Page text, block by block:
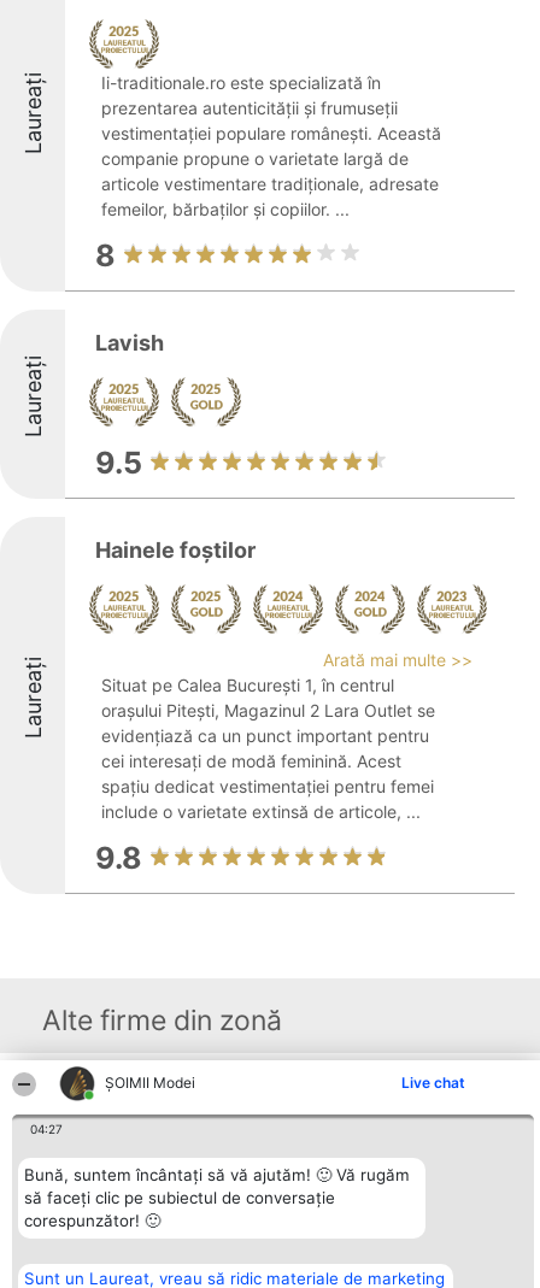
ȘOIMII Modei Live chat
04:27
Bună, suntem încântați să vă ajutăm! 🙂 Vă rugăm
să faceți clic pe subiectul de conversație
corespunzător! 🙂
Sunt un Laureat, vreau să ridic materiale de marketing
Laureați
Ii-traditionale.ro este specializată în
prezentarea autenticității și frumuseții
vestimentației populare românești. Această
companie propune o varietate largă de
articole vestimentare tradiționale, adresate
femeilor, bărbaților și copiilor. ...
8
Laureați
Lavish
9.5
Laureați
Hainele foștilor
Arată mai multe >>
Situat pe Calea București 1, în centrul
orașului Pitești, Magazinul 2 Lara Outlet se
evidențiază ca un punct important pentru
cei interesați de modă feminină. Acest
spațiu dedicat vestimentației pentru femei
include o varietate extinsă de articole, ...
9.8
Alte firme din zonă
Organizator Ranking
BRIGHT SOLUTIONS BR SRL
Aleea Timisul De Sus 2 Bl. A30
București
CUI 36737675
tel: +40 770 990 492
Câștigătorii
Reguli
Statut
Politica de
Contact